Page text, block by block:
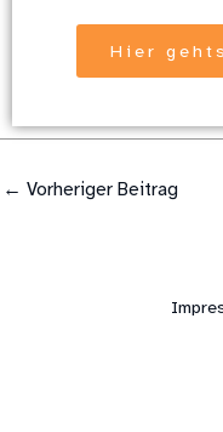
Hier
← Vorheriger Beitrag